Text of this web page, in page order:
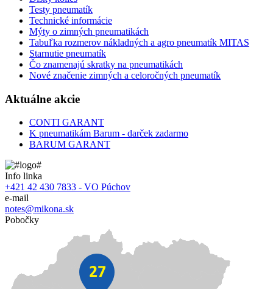
Testy pneumatík
Technické informácie
Mýty o zimných pneumatikách
Tabuľka rozmerov nákladných a agro pneumatík MITAS
Starnutie pneumatík
Čo znamenajú skratky na pneumatikách
Nové značenie zimných a celoročných pneumatík
Aktuálne akcie
CONTI GARANT
K pneumatikám Barum - darček zadarmo
BARUM GARANT
Info linka
+421 42 430 7833 - VO Púchov
e-mail
notes@mikona.sk
Pobočky